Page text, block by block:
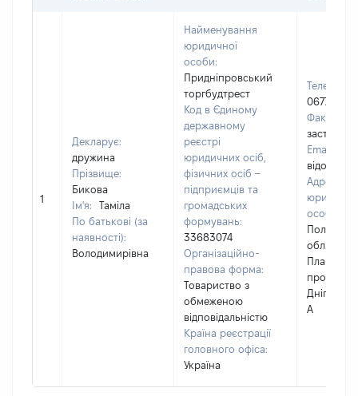
1
Декларує:
дружина
Прізвище:
Бикова
Ім'я:
Таміла
По батькові (за
наявності):
Володимирівна
Найменування
юридичної
особи:
Придніпровський
торгбудтрест
Код в Єдиному
державному
реєстрі
юридичних осіб,
фізичних осіб –
підприємців та
громадських
формувань:
33683074
Організаційно-
правова форма:
Товариство з
обмеженою
відповідальністю
Країна реєстрації
головного офіса:
Україна
Телефон:
Факс:
Email:
відомо]
Адреса
особи:
обл., м.
Плавні,
проспект
Дніпра,
А